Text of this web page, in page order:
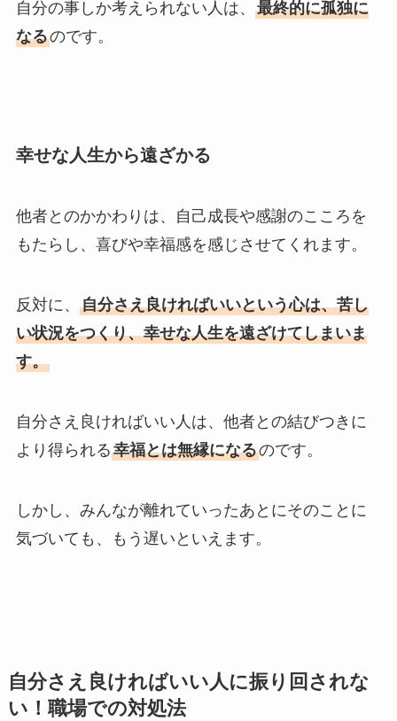
自分の事しか考えられない人は、 最終的に孤独に
なるのです。
幸せな人生から遠ざかる
他者とのかかわりは、自己成長や感謝のこころを
もたらし、喜びや幸福感を感じさせてくれます。
反対に、 自分さえ良ければいいという心は、苦し
い状況をつくり、幸せな人生を遠ざけてしまいま
す。
自分さえ良ければいい人は、他者との結びつきに
より得られる幸福とは無縁になるのです。
しかし、みんなが離れていったあとにそのことに
気づいても、もう遅いといえます。
自分さえ良ければいい人に振り回されな
い！職場での対処法